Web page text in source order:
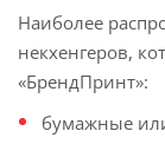
Наиболее
некхенгеров,
«БрендПринт»:
бумажные